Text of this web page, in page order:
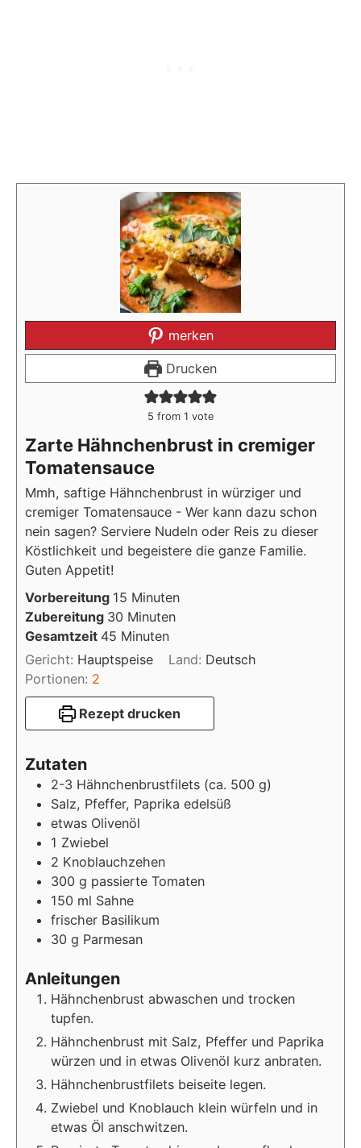
merken
Drucken
5 from 1 vote
Zarte Hähnchenbrust in cremiger
Tomatensauce
Mmh, saftige Hähnchenbrust in würziger und
cremiger Tomatensauce - Wer kann dazu schon
nein sagen? Serviere Nudeln oder Reis zu dieser
Köstlichkeit und begeistere die ganze Familie.
Guten Appetit!
Vorbereitung 15 Minuten
Minuten
Zubereitung 30 Minuten
Minuten
Gesamtzeit 45 Minuten
Minuten
Gericht: Hauptspeise Land: Deutsch
Portionen: 2
Rezept drucken
Zutaten
2-3 Hähnchenbrustfilets (ca. 500 g)
Salz, Pfeffer, Paprika edelsüß
etwas Olivenöl
1 Zwiebel
2 Knoblauchzehen
300 g passierte Tomaten
150 ml Sahne
frischer Basilikum
30 g Parmesan
Anleitungen
Hähnchenbrust abwaschen und trocken
tupfen.
Hähnchenbrust mit Salz, Pfeffer und Paprika
würzen und in etwas Olivenöl kurz anbraten.
Hähnchenbrustfilets beiseite legen.
Zwiebel und Knoblauch klein würfeln und in
etwas Öl anschwitzen.